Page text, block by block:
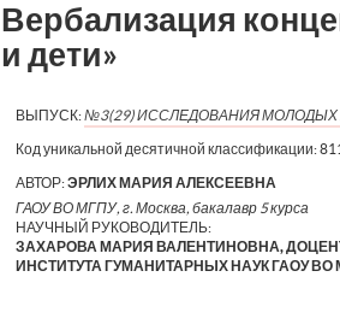
Вербализация
и дети»
ВЫПУСК:№3(29) ИССЛЕДОВАНИЯ
Код уникальной десятичной классификации:
АВТОР:ЭРЛИХ МАРИЯ АЛЕКСЕЕВНА
ГАОУ ВО МГПУ, г. Москва, бакалавр 5 курса
НАУЧНЫЙ РУКОВОДИТЕЛЬ:
ЗАХАРОВА МАРИЯ ВАЛЕНТИНОВНА,
ИНСТИТУТА ГУМАНИТАРНЫХ НАУК ГАОУ